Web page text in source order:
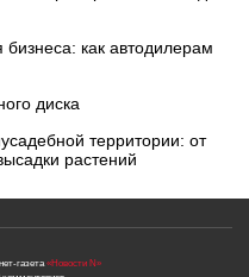
как автодилерам
диска
территории: от
растений
газета«Новости N»